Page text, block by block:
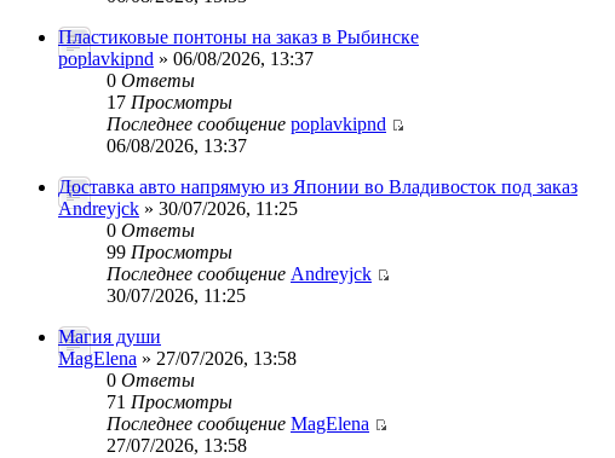
Пластиковые понтоны на заказ в Рыбинске
poplavkipnd » 06/08/2026, 13:37
0 Ответы
17 Просмотры
Последнее сообщение poplavkipnd
06/08/2026, 13:37
Доставка авто напрямую из Японии во Владивосток под заказ
Andreyjck » 30/07/2026, 11:25
0 Ответы
99 Просмотры
Последнее сообщение Andreyjck
30/07/2026, 11:25
Магия души
MagElena » 27/07/2026, 13:58
0 Ответы
71 Просмотры
Последнее сообщение MagElena
27/07/2026, 13:58